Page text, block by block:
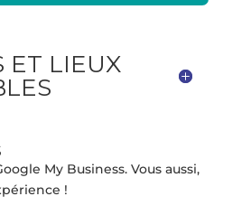
ET LIEUX
Google My Business. Vous aussi,
!